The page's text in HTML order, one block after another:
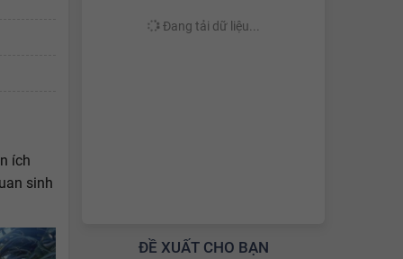
Đang tải dữ liệu...
ĐỀ XUẤT CHO BẠN
ích
sinh